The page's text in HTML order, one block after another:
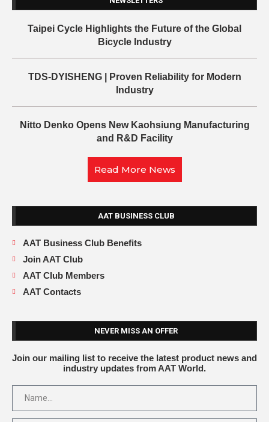
Taipei Cycle Highlights the Future of the Global
Bicycle Industry
TDS-DYISHENG | Proven Reliability for Modern
Industry
Nitto Denko Opens New Kaohsiung Manufacturing
and R&D Facility
Read More News
AAT BUSINESS CLUB
AAT Business Club Benefits
Join AAT Club
AAT Club Members
AAT Contacts
NEVER MISS AN OFFER
Join our mailing list to receive the latest product news and
industry updates from AAT World.